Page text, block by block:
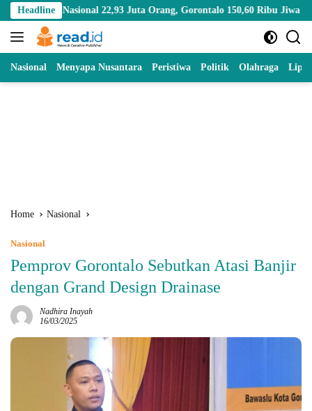
Skip
to
content
Headline
22,93 Juta Orang, Gorontalo 150,60 Ribu Jiwa
Nasional Menyapa Nusantara Peristiwa Politik Olahraga
Home Nasional
Nasional
Pemprov Gorontalo Sebutkan Atasi Banjir
dengan Grand Design Drainase
Nadhira Inayah
16/03/2025